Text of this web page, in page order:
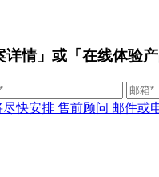
情」或「在线体验产
快安排 售前顾问 邮件或